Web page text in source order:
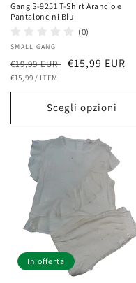
Gang S-9251 T-Shirt Arancio e
Pantaloncini Blu
(0)
Fornitore:
SMALL GANG
Prezzo
di
listino
€19,99 EUR Prezzo
€15,99 EUR
PREZZO
€15,99 / PER
ITEM
Scegli opzioni
In offerta